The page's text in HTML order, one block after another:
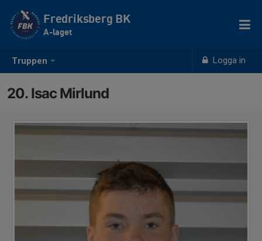
Truppen Logga in
Fredriksberg BK
A-laget
20. Isac Mirlund